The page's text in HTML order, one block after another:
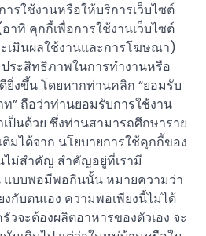
รใช้งานหรือให้บริการเว็บไซต์
ทิ คุกกี้เพื่อการใช้งานเว็บไซต์
เมินผลใช้งานและการโฆษณา)
ระสิทธิภาพในการทำงานหรือ
ยิ่งขึ้น โดยหากท่านคลิก “ยอมรับ
” ถือว่าท่านยอมรับการใช้งาน
ป็นด้วย ซึ่งท่านสามารถศึกษาราย
ติมได้จาก นโยบายการใช้คุกกี้ของ
ไม่สำคัญ สำคัญอยู่ที่เรามี
แบบพอมีพอกินนั้น หมายความว่า
กับตนเอง ความพอเพียงนี้ไม่ได้
จะต้องผลิตอาหารของตัวเอง จะ